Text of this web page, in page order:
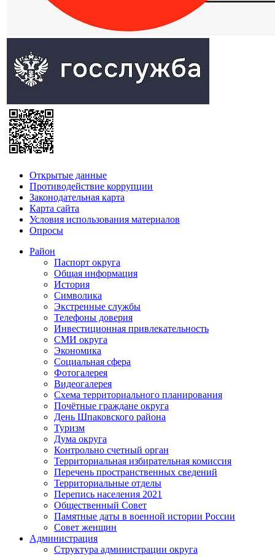
Открытые данные
Противодействие коррупции
Законодательная карта
Карта сайта
Условия использования материалов
Опросы
Район
Паспорт округа
Общая информация
История
Символика
Экстренные службы
Телефоны доверия
Инвестиционная привлекательность
СМИ округа
Экономика
Социальная сфера
Фотогалерея
Видеогалерея
Схема территориального планирования
Почётные граждане округа
День Шпаковского района
Туризм
Дума округа
Контрольно счетный орган
Территориальная избирательная комиссия
Перечень пространственных сведений
Территориальные отделы
Перепись населения 2021
Общественный Совет
Памятные даты в военной истории России
Совет женщин
Администрация
Структура администрации округа